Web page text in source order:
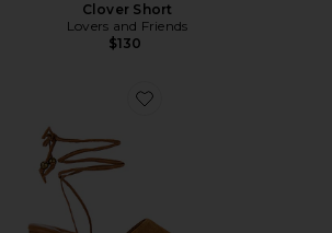
Clover Short
Lovers and Friends
$130
Favorite Front Row Wrap Clog